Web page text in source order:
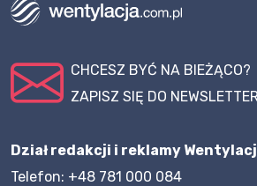
CHCESZ BYĆ NA BIEŻĄCO?
ZAPISZ SIĘ DO
Dział redakcji i reklamy
Telefon: +48 781 000 084